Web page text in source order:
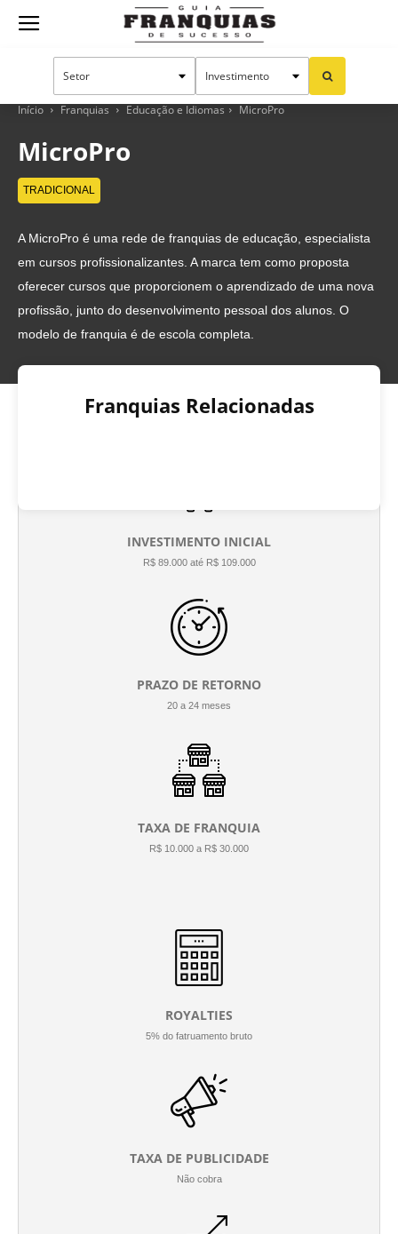
Guia
Franquias
Sucesso
Início Franquias Educação e Idiomas MicroPro
MicroPro
TRADICIONAL
A MicroPro é uma rede de franquias de educação, especialista
em cursos profissionalizantes. A marca tem como proposta
oferecer cursos que proporcionem o aprendizado de uma nova
profissão, junto do desenvolvimento pessoal dos alunos. O
modelo de franquia é de escola completa.
Franquias Relacionadas
INVESTIMENTO INICIAL
R$ 89.000 até R$ 109.000
PRAZO DE RETORNO
20 a 24 meses
TAXA DE FRANQUIA
R$ 10.000 a R$ 30.000
ROYALTIES
5% do fatruamento bruto
TAXA DE PUBLICIDADE
Não cobra